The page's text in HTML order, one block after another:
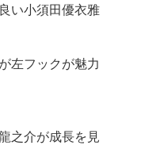
い小須田優衣雅
左フックが魅力
之介が成長を見